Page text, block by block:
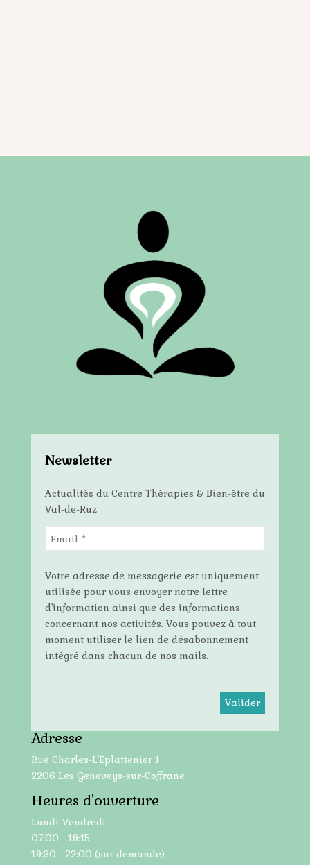
Newsletter
Actualités du Centre Thérapies & Bien-être du
Val-de-Ruz
Votre adresse de messagerie est uniquement
utilisée pour vous envoyer notre lettre
d'information ainsi que des informations
concernant nos activités. Vous pouvez à tout
moment utiliser le lien de désabonnement
intégré dans chacun de nos mails.
Adresse
Rue Charles-L’Eplattenier 1
2206 Les Geneveys-sur-Coffrane
Heures d'ouverture
Lundi-Vendredi
07:00 - 19:15
19:30 - 22:00 (sur demande)